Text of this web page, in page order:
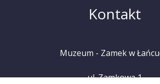
Kontakt
Muzeum - Zamek w
ul. Zamkowa 1